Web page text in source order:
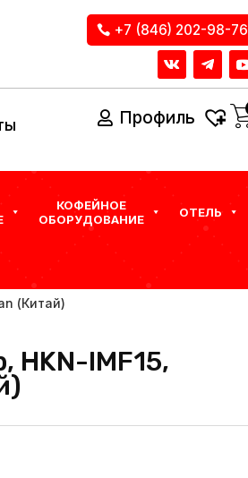
+7 (846) 202-98-76
Профиль
КОФЕЙНОЕ
ОБОРУДОВАНИЕ
ОТЕЛЬ
(Китай)
HKN-IMF15,